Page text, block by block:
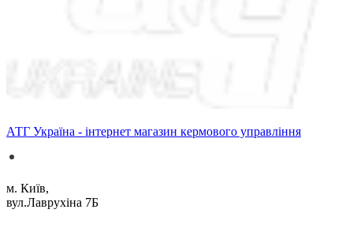
АТГ Україна - інтернет магазин кермового управління
м. Київ,
вул.Лаврухіна 7Б